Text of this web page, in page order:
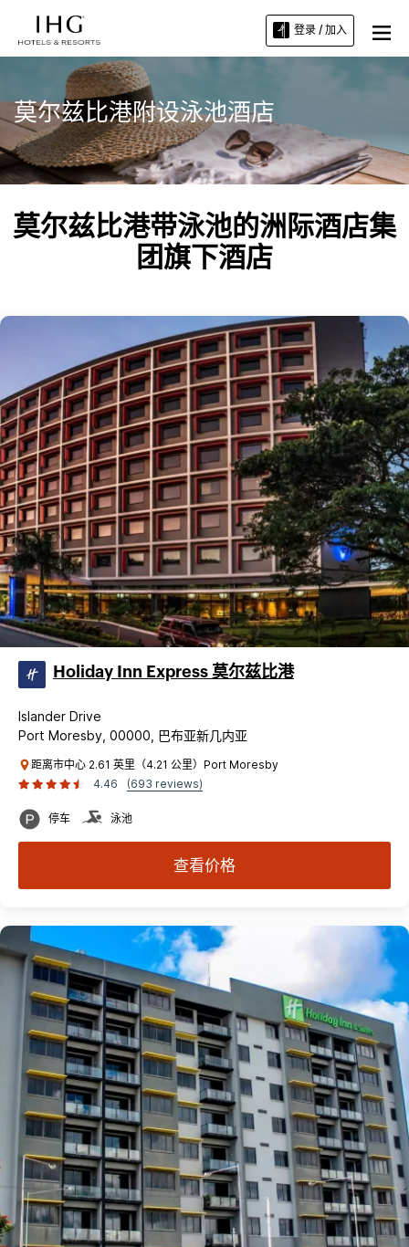
登录 / 加入
莫尔兹比港附设泳池酒店
莫尔兹比港带泳池的洲际酒店集
团旗下酒店
Holiday Inn Express 莫尔兹比港
Islander Drive
Port Moresby, 00000, 巴布亚新几内亚
距离市中心 2.61 英里（4.21 公里）Port Moresby
4.46
(693 reviews)
停车 泳池
查看价格